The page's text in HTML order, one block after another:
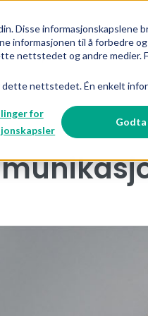
Disse informasjonskapslene
informasjonen til å forbedre
nettstedet og andre medier.
nettstedet. Én enkelt
for
Godta
Nyheter BIL